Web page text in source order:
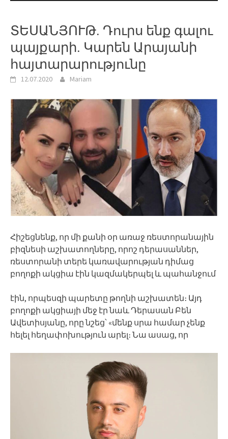
ՏԵՍԱՆՅՈՒԹ. Դուրս ենք գալու
պայքարի. Կարեն Արայանի
հայտարարությունը
12.07.2020 Mariam
Հիշեցնենք, որ մի քանի օր առաջ ռեստորանային
բիզնեսի աշխատողները, որոշ դերասաններ,
ռեստորանի տերե կառավարության դիմաց
բողոքի ակցիա էին կազմակերպել և պահանջում
էին, որպեսզի պարետը թողնի աշխատեն։ Այդ
բողոքի ակցիայի մեջ էր նաև Դերասան Բեն
Ավետիսյանը, որը նշեց՝ «մենք սրա համար չենք
հելել հեղափոխություն արել։ Նա ասաց, որ